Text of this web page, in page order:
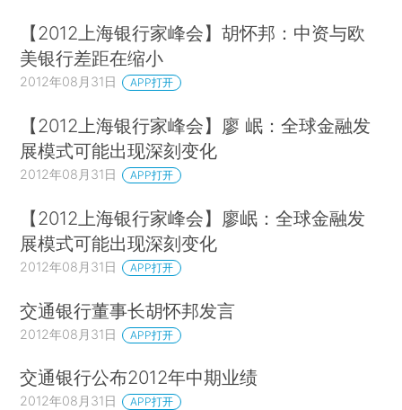
【2012上海银行家峰会】胡怀邦：中资与欧
美银行差距在缩小
2012年08月31日 APP打开
【2012上海银行家峰会】廖 岷：全球金融发
展模式可能出现深刻变化
2012年08月31日 APP打开
【2012上海银行家峰会】廖岷：全球金融发
展模式可能出现深刻变化
2012年08月31日 APP打开
交通银行董事长胡怀邦发言
2012年08月31日 APP打开
交通银行公布2012年中期业绩
2012年08月31日 APP打开